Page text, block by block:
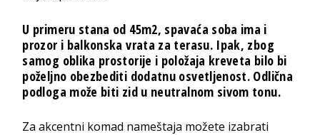
U primeru stana od 45m2, spavaća soba ima i
prozor i balkonska vrata za terasu. Ipak, zbog
samog oblika prostorije i položaja kreveta bilo bi
poželjno obezbediti dodatnu osvetljenost. Odlična
podloga može biti zid u neutralnom sivom tonu.
Za akcentni komad nameštaja možete izabrati